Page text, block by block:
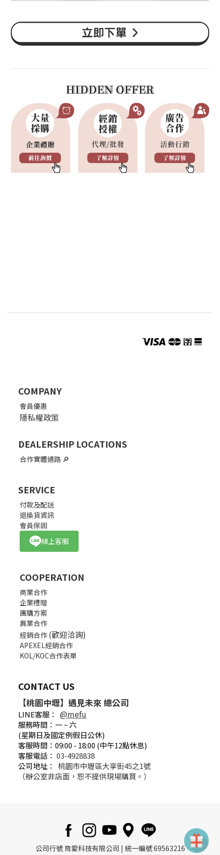
COMPANY
會員優惠
隱私權政策
DEALERSHIP LOCATIONS
合作實體通路 🔎
SERVICE
付款及配送
退換貨資訊
會員保固
線上客服
COOPERATION
商業合作
企業禮贈
團購方案
異業合作
經銷合作 (歡迎洽詢)
APEXEL經銷合作
KOL/KOC合作表單
CONTACT US
【桃園中壢】遇見未來 總公司
LINE客服： @mefu
服務時間：一 ~ 六
(星期日及國定例假日公休)
客服時間：09:00 - 18:00 (中午12點休息)
客服電話： 03-4928838
公司地址：
桃園市中壢區大享街45之1號
（辦公室非店面，恕不提供現場購買。）
公司行號 育愛科技有限公司 | 統一編號 69563216